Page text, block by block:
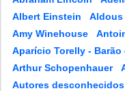
Albert Einstein
Aldous
Amy Winehouse
Aparício Torelly - Barão
Arthur Schopenhauer
Autores desconhecidos